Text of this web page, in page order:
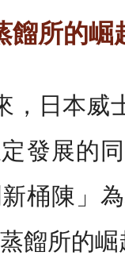
餾所的
，日本威
發展的
桶陳」
餾所的